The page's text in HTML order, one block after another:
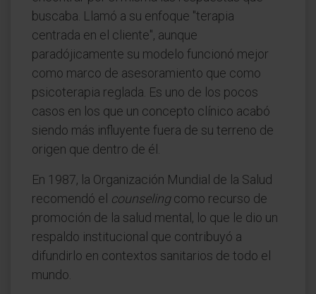
buscaba. Llamó a su enfoque "terapia
centrada en el cliente", aunque
paradójicamente su modelo funcionó mejor
como marco de asesoramiento que como
psicoterapia reglada. Es uno de los pocos
casos en los que un concepto clínico acabó
siendo más influyente fuera de su terreno de
origen que dentro de él.
En 1987, la Organización Mundial de la Salud
recomendó el counselingcomo recurso de
promoción de la salud mental, lo que le dio un
respaldo institucional que contribuyó a
difundirlo en contextos sanitarios de todo el
mundo.